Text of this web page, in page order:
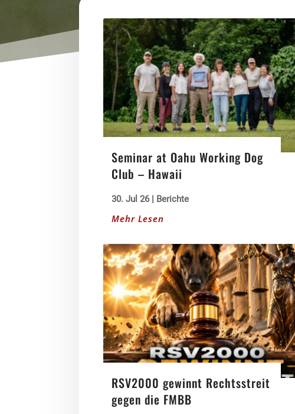
Seminar at Oahu Working Dog
Club – Hawaii
30. Jul 26| Berichte
Mehr Lesen
RSV2000 gewinnt Rechtsstreit
gegen die FMBB